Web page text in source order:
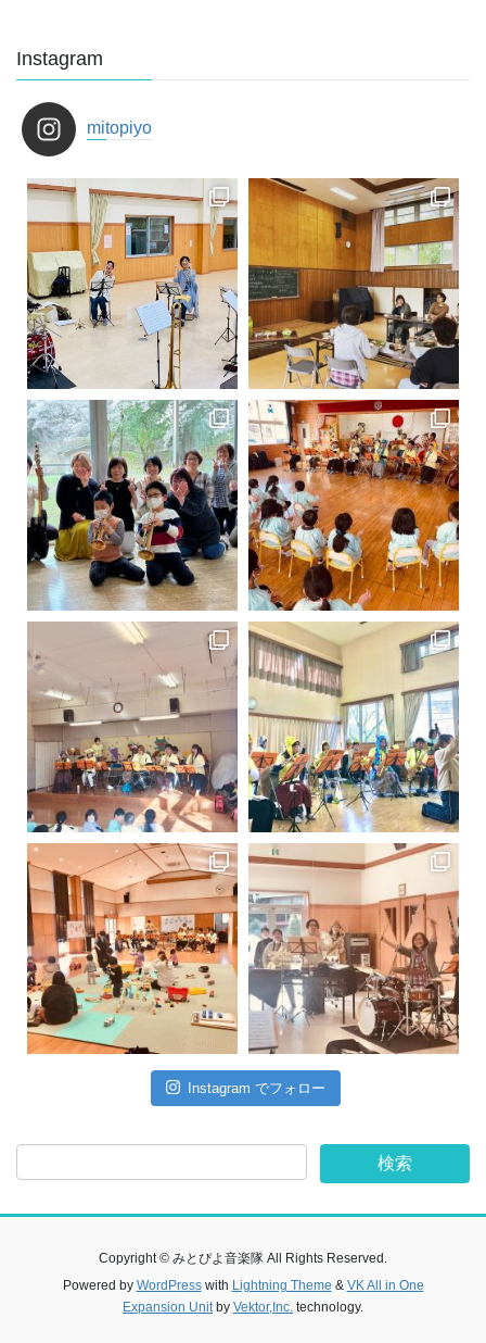
Instagram
mitopiyo
Instagram でフォロー
Copyright © みとぴよ音楽隊 All Rights Reserved.
Powered by WordPresswith Lightning Theme & VK All in One
Expansion Unit by Vektor,Inc. technology.